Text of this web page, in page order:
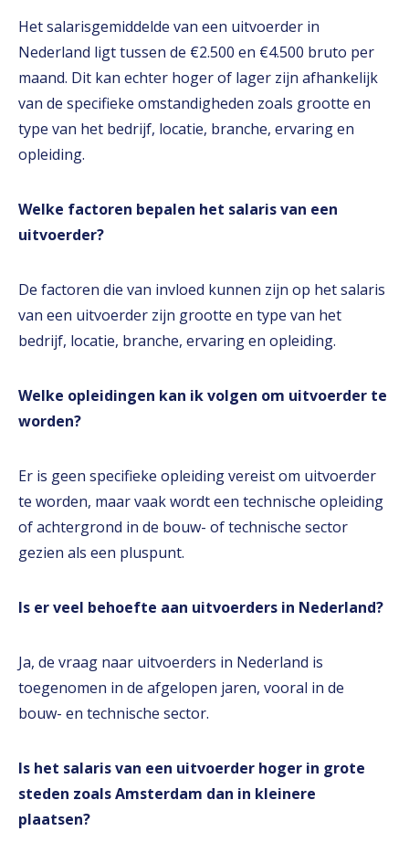
Het salarisgemiddelde van een uitvoerder in
Nederland ligt tussen de €2.500 en €4.500 bruto per
maand. Dit kan echter hoger of lager zijn afhankelijk
van de specifieke omstandigheden zoals grootte en
type van het bedrijf, locatie, branche, ervaring en
opleiding.
Welke factoren bepalen het salaris van een
uitvoerder?
De factoren die van invloed kunnen zijn op het salaris
van een uitvoerder zijn grootte en type van het
bedrijf, locatie, branche, ervaring en opleiding.
Welke opleidingen kan ik volgen om uitvoerder te
worden?
Er is geen specifieke opleiding vereist om uitvoerder
te worden, maar vaak wordt een technische opleiding
of achtergrond in de bouw- of technische sector
gezien als een pluspunt.
Is er veel behoefte aan uitvoerders in Nederland?
Ja, de vraag naar uitvoerders in Nederland is
toegenomen in de afgelopen jaren, vooral in de
bouw- en technische sector.
Is het salaris van een uitvoerder hoger in grote
steden zoals Amsterdam dan in kleinere
plaatsen?